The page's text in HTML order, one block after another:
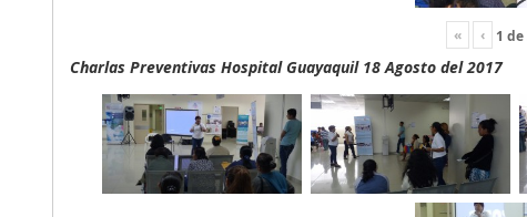
« ‹ 1 de
Charlas Preventivas Hospital Guayaquil 18 Agosto del 2017